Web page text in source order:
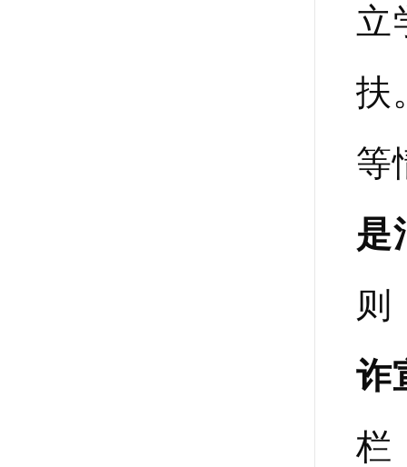
立
扶
等
是
则
诈
栏